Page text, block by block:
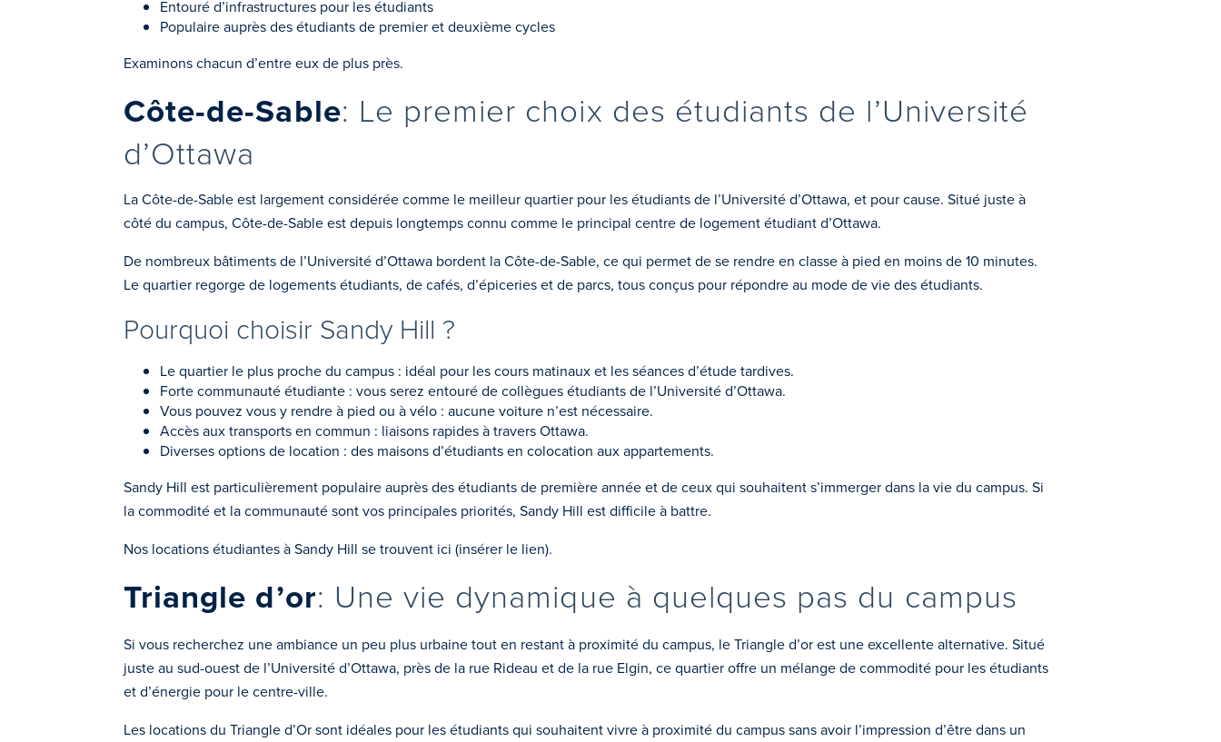
Entouré d’infrastructures pour les étudiants
Populaire auprès des étudiants de premier et deuxième cycles
Examinons chacun d’entre eux de plus près.
Côte-de-Sable: Le premier choix des étudiants de l’Université
d’Ottawa
La Côte-de-Sable est largement considérée comme le meilleur quartier pour les étudiants de l’Université d’Ottawa, et pour cause. Situé juste à
côté du campus, Côte-de-Sable est depuis longtemps connu comme le principal centre de logement étudiant d’Ottawa.
De nombreux bâtiments de l’Université d’Ottawa bordent la Côte-de-Sable, ce qui permet de se rendre en classe à pied en moins de 10 minutes.
Le quartier regorge de logements étudiants, de cafés, d’épiceries et de parcs, tous conçus pour répondre au mode de vie des étudiants.
Pourquoi choisir Sandy Hill ?
Le quartier le plus proche du campus : idéal pour les cours matinaux et les séances d’étude tardives.
Forte communauté étudiante : vous serez entouré de collègues étudiants de l’Université d’Ottawa.
Vous pouvez vous y rendre à pied ou à vélo : aucune voiture n’est nécessaire.
Accès aux transports en commun : liaisons rapides à travers Ottawa.
Diverses options de location : des maisons d’étudiants en colocation aux appartements.
Sandy Hill est particulièrement populaire auprès des étudiants de première année et de ceux qui souhaitent s’immerger dans la vie du campus. Si
la commodité et la communauté sont vos principales priorités, Sandy Hill est difficile à battre.
Nos locations étudiantes à Sandy Hill se trouvent ici (insérer le lien).
Triangle d’or: Une vie dynamique à quelques pas du campus
Si vous recherchez une ambiance un peu plus urbaine tout en restant à proximité du campus, le Triangle d’or est une excellente alternative. Situé
juste au sud-ouest de l’Université d’Ottawa, près de la rue Rideau et de la rue Elgin, ce quartier offre un mélange de commodité pour les étudiants
et d’énergie pour le centre-ville.
Les locations du Triangle d’Or sont idéales pour les étudiants qui souhaitent vivre à proximité du campus sans avoir l’impression d’être dans un